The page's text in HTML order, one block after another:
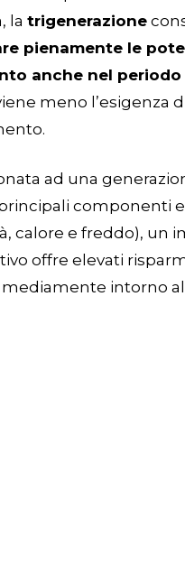
la trigenerazione
pienamente le
anche nel
meno l’esigenza
ad una
componenti
calore e freddo), un
offre elevati
intorno al